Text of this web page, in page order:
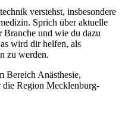
verstehst, insbesondere
Sprich über aktuelle
Branche und wie du dazu
wird dir helfen, als
zu werden.
Bereich Anästhesie,
Region Mecklenburg-